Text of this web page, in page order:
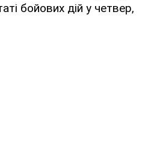
бойових дій у четвер,